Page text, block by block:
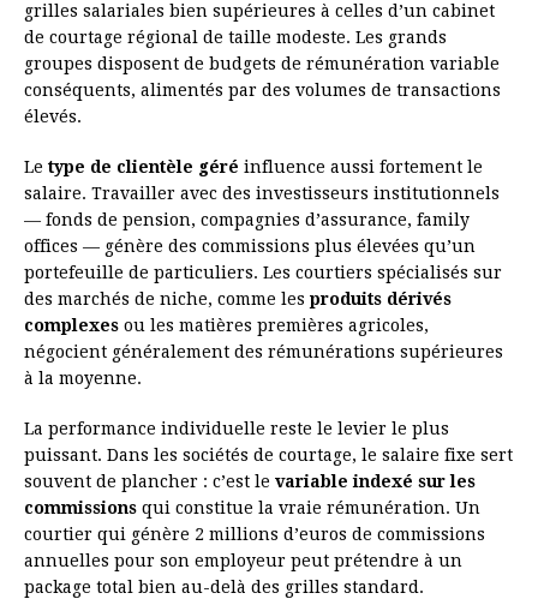
grilles salariales bien supérieures à celles d’un cabinet
de courtage régional de taille modeste. Les grands
groupes disposent de budgets de rémunération variable
conséquents, alimentés par des volumes de transactions
élevés.
Le type de clientèle géré influence aussi fortement le
salaire. Travailler avec des investisseurs institutionnels
— fonds de pension, compagnies d’assurance, family
offices — génère des commissions plus élevées qu’un
portefeuille de particuliers. Les courtiers spécialisés sur
des marchés de niche, comme les produits dérivés
complexes ou les matières premières agricoles,
négocient généralement des rémunérations supérieures
à la moyenne.
La performance individuelle reste le levier le plus
puissant. Dans les sociétés de courtage, le salaire fixe sert
souvent de plancher : c’est le variable indexé sur les
commissions qui constitue la vraie rémunération. Un
courtier qui génère 2 millions d’euros de commissions
annuelles pour son employeur peut prétendre à un
package total bien au-delà des grilles standard.